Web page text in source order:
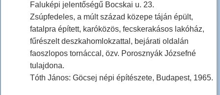
Faluképi jelentőségű Bocskai u. 23.
Zsúpfedeles, a múlt század közepe táján épült,
fatalpra épített, karóközös, fecskerakásos lakóház,
fűrészelt deszkahomlokzattal, bejárati oldalán
faoszlopos tornáccal, özv. Porosznyák Józsefné
tulajdona.
Tóth János: Göcsej népi építészete, Budapest, 1965.